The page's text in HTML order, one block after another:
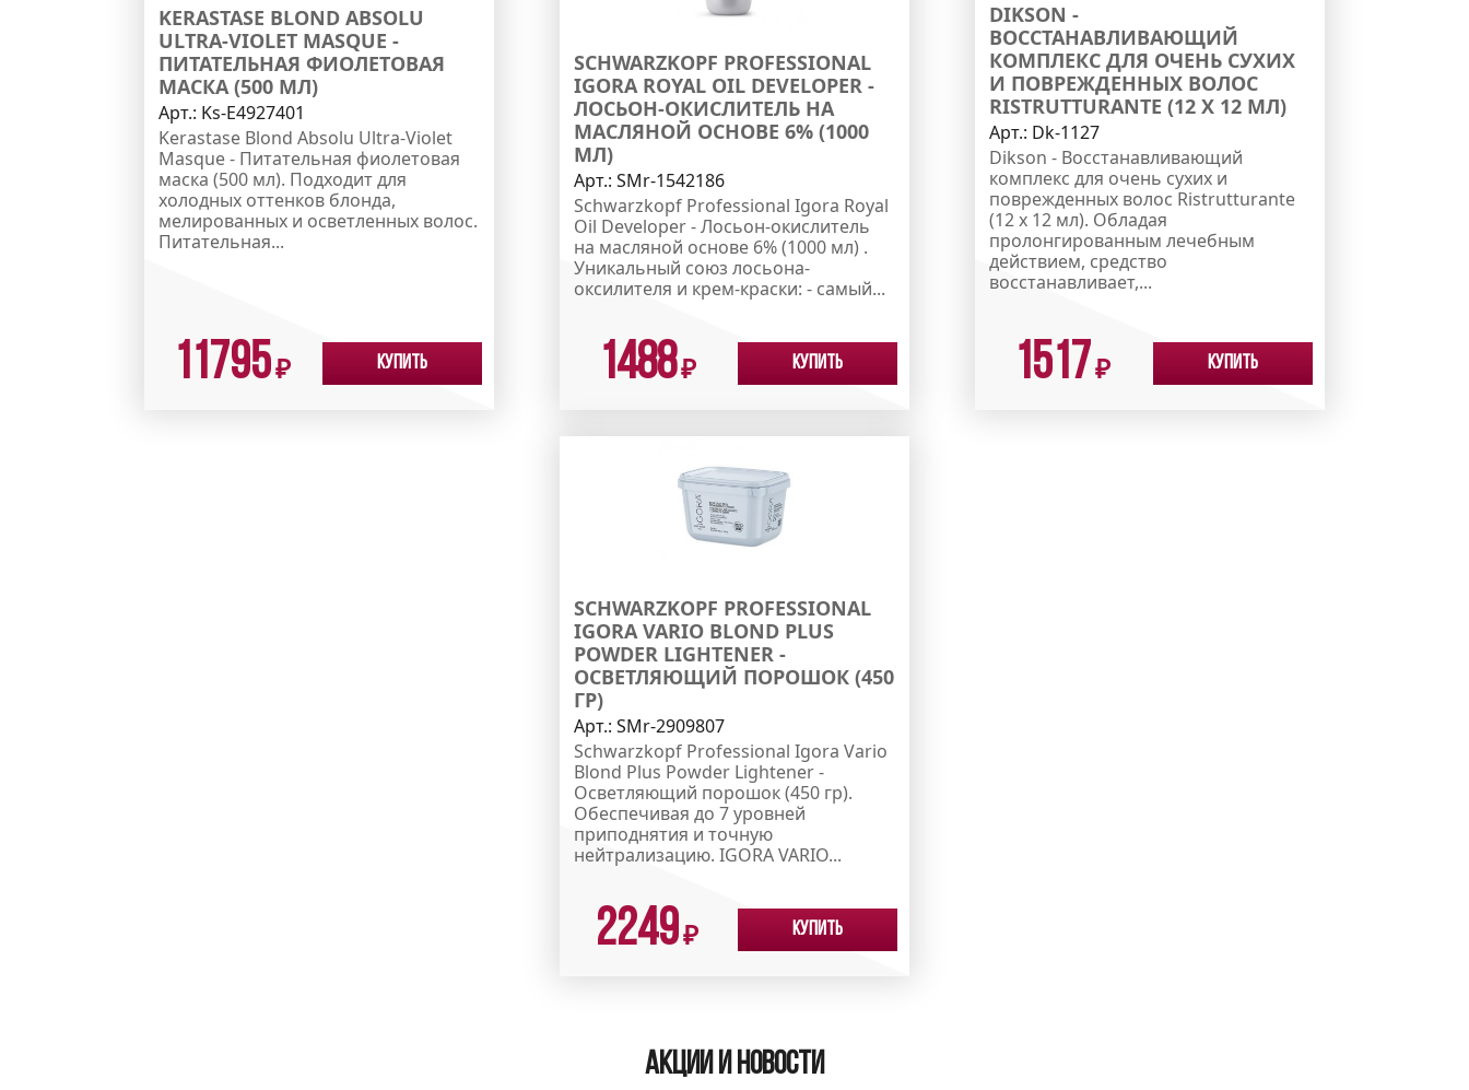
KERASTASE BLOND ABSOLU
ULTRA-VIOLET MASQUE -
ПИТАТЕЛЬНАЯ ФИОЛЕТОВАЯ
МАСКА (500 МЛ)
Арт.: Ks-E4927401
Kerastase Blond Absolu Ultra-Violet
Masque - Питательная фиолетовая
маска (500 мл). Подходит для
холодных оттенков блонда,
мелированных и осветленных волос.
Питательная...
11795₽ Купить
SCHWARZKOPF PROFESSIONAL
IGORA ROYAL OIL DEVELOPER -
ЛОСЬОН-ОКИСЛИТЕЛЬ НА
МАСЛЯНОЙ ОСНОВЕ 6% (1000
МЛ)
Арт.:SMr-1542186
Schwarzkopf Professional Igora Royal
Oil Developer - Лосьон-окислитель
на масляной основе 6% (1000 мл) .
Уникальный союз лосьона-
оксилителя и крем-краски: - самый...
1488₽ Купить
DIKSON -
ВОССТАНАВЛИВАЮЩИЙ
КОМПЛЕКС ДЛЯ ОЧЕНЬ СУХИХ
И ПОВРЕЖДЕННЫХ ВОЛОС
RISTRUTTURANTE (12 Х 12 МЛ)
Арт.: Dk-1127
Dikson - Восстанавливающий
комплекс для очень сухих и
поврежденных волос Ristrutturante
(12 х 12 мл). Обладая
пролонгированным лечебным
действием, средство
восстанавливает,...
1517₽ Купить
SCHWARZKOPF PROFESSIONAL
IGORA VARIO BLOND PLUS
POWDER LIGHTENER -
ОСВЕТЛЯЮЩИЙ ПОРОШОК (450
ГР)
Арт.:SMr-2909807
Schwarzkopf Professional Igora Vario
Blond Plus Powder Lightener -
Осветляющий порошок (450 гр).
Обеспечивая до 7 уровней
приподнятия и точную
нейтрализацию. IGORA VARIO...
2249₽ Купить
Акции и новости